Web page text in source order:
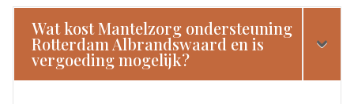
Wat kost Mantelzorg ondersteuning
Rotterdam Albrandswaard en is
vergoeding mogelijk?